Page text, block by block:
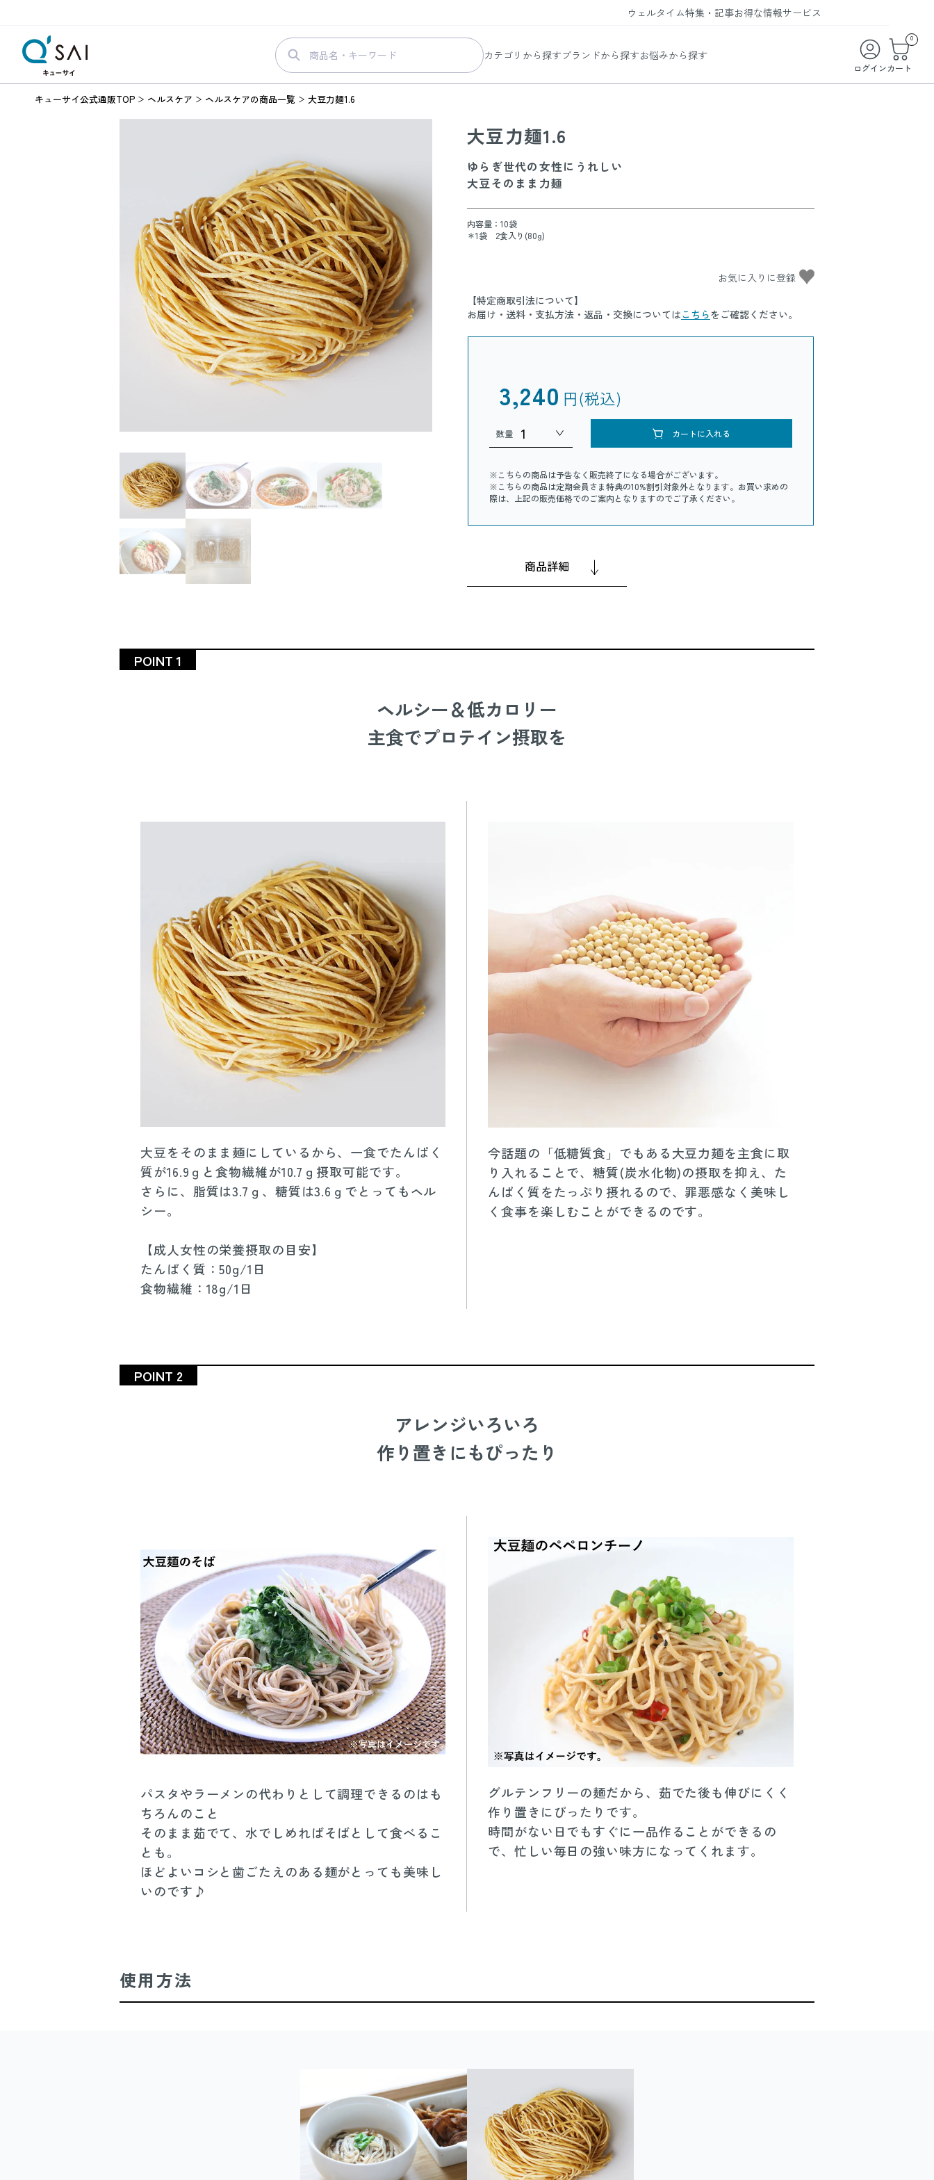
ログイン
0
カート
ウェルタイム
ビューティータイム
ヘルスケアタイム
特集・記事
WELMAG
お得な情報
WEB限定/期間限定キャンペーン
まとめ買い商品
サービス
メンバーシッププログラム
LINEお友達登録
カテゴリから探す
ボディ&ヘアケア
美容・健康グッズ
暮らしの雑貨
すべての商品
ブランドから探す
ケール青汁
お悩みから探す
キューサイ公式通販TOP ヘルスケア ヘルスケアの商品一覧 大豆力麺1.6
大豆力麺1.6
ゆらぎ世代の女性にうれしい
大豆そのまま力麺
内容量：10袋
＊1袋 2食入り(80g)
【特定商取引法について】
お届け・送料・支払方法・返品・交換についてはこちらをご確認ください。
3,240 円(税込)
数量 カートに入れる
※こちらの商品は予告なく販売終了になる場合がございます。
※こちらの商品は定期会員さま特典の10%割引対象外となります。お買い求めの
際は、上記の販売価格でのご案内となりますのでご了承ください。
商品詳細
POINT 1
ヘルシー＆低カロリー
主食でプロテイン摂取を
大豆をそのまま麺にしているから、一食でたんぱく
質が16.9ｇと食物繊維が10.7ｇ摂取可能です。
さらに、脂質は3.7ｇ、糖質は3.6ｇでとってもヘル
シー。
【成人女性の栄養摂取の目安】
たんぱく質：50g/1日
食物繊維：18g/1日
今話題の「低糖質食」でもある大豆力麺を主食に取
り入れることで、糖質(炭水化物)の摂取を抑え、た
んぱく質をたっぷり摂れるので、罪悪感なく美味し
く食事を楽しむことができるのです。
POINT 2
アレンジいろいろ
作り置きにもぴったり
パスタやラーメンの代わりとして調理できるのはも
ちろんのこと
そのまま茹でて、水でしめればそばとして食べるこ
とも。
ほどよいコシと歯ごたえのある麺がとっても美味し
いのです♪
グルテンフリーの麺だから、茹でた後も伸びにくく
作り置きにぴったりです。
時間がない日でもすぐに一品作ることができるの
で、忙しい毎日の強い味方になってくれます。
使用方法